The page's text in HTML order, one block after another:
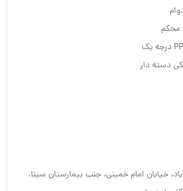
محکم
دسته دار
خیابان امام خمینی، جنب بیمارستان سینا،